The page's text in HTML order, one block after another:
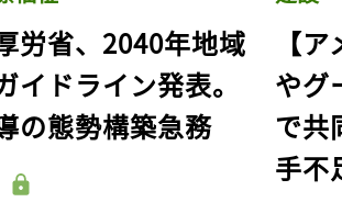
労省、2040年地域
イドライン発表。
の態勢構築急務
【
やグ
で共
手不